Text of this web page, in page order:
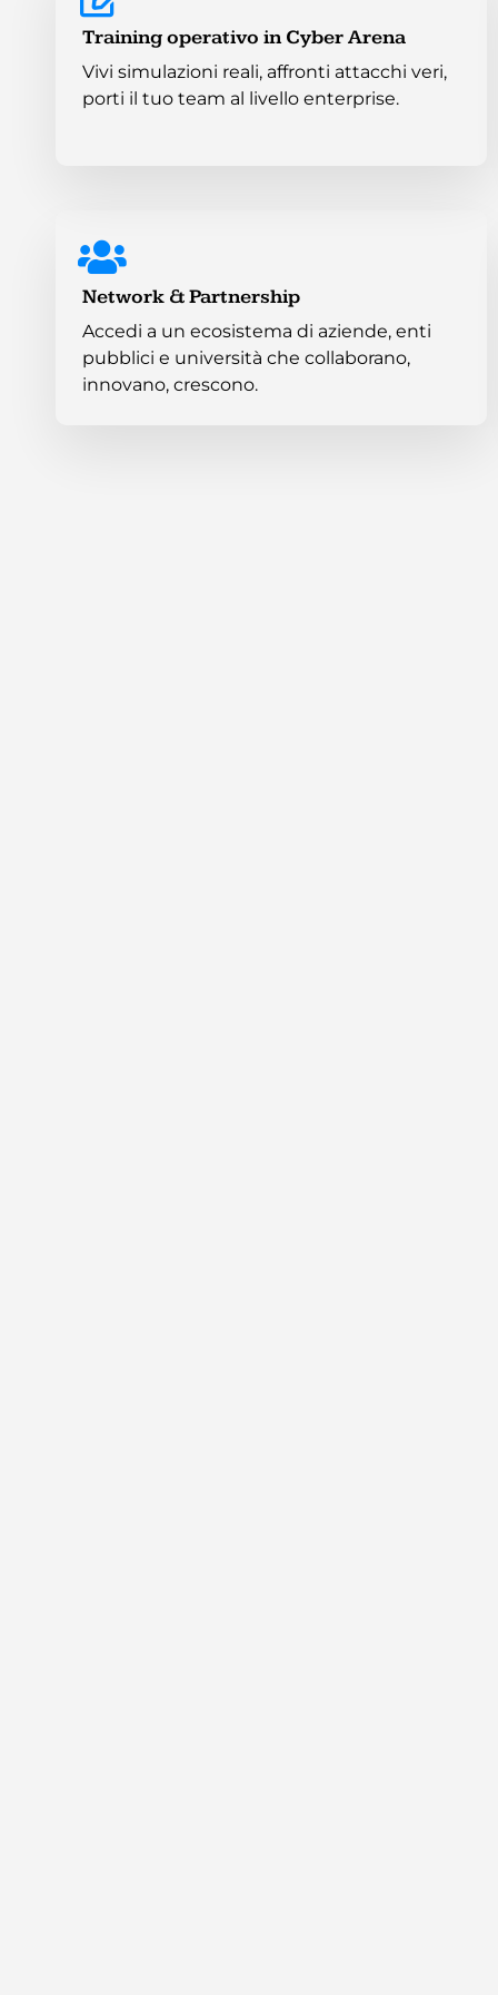
Training operativo in Cyber Arena
Vivi simulazioni reali, affronti attacchi veri,
porti il tuo team al livello enterprise.
Network & Partnership
Accedi a un ecosistema di aziende, enti
pubblici e università che collaborano,
innovano, crescono.